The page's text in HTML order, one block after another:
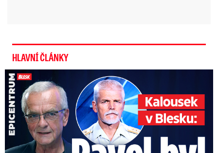
SMA: Dočká se bezbariérové
Video se připravuje ...
Vánoční zázrak - odevzdání vozíku v redakci Blesku
Zdroj: David Turek, Daniel Kristl
HLAVNÍ ČLÁNKY
Kalousek o prezidentovi: S Pavlem jsem se nesmířil!